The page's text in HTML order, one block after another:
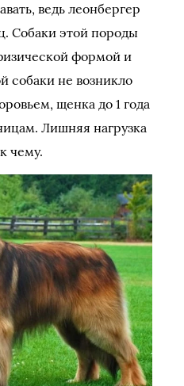
ведь леонбергер
Собаки этой породы
формой и
собаки не возникло
щенка до 1 года
Лишняя нагрузка
чему.